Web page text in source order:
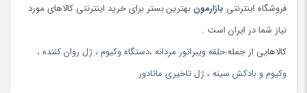
فروشگاه اینترنتی بازارمون بهترین بستر برای خرید اینترنتی کالاهای مورد
نیاز شما در ایران است .
کالاهایی از جمله:حلقه ویبراتور مردانه ،دستگاه وکیوم ، ژل روان کننده ،
وکیوم و بادکش سینه ، ژل تاخیری ماتادور